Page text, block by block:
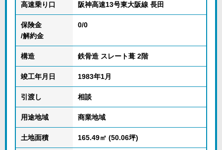
高速乗り口 阪神高速13号東大阪線 長田
保険金
/解約金
0/0
構造 鉄骨造 スレート葺 2階
竣工年月日 1983年1月
引渡し 相談
用途地域 商業地域
土地面積 165.49㎡ (50.06坪)